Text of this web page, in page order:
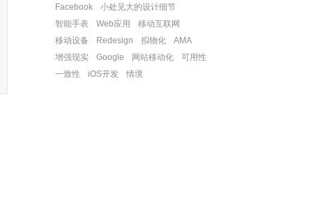
Facebook
小处见大的设计细节
智能手表
Web应用
移动互联网
移动设备
Redesign 拟物化
AMA
增强现实
Google 网站移动化
可用性
一致性
iOS开发 情境